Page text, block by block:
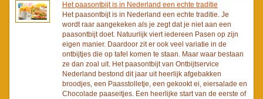
Het paasontbijt is in Nederland een echte traditie
Het paasontbijt is in Nederland een echte traditie. Je
wordt raar aangekeken als je zegt dat je niet aan een
paasontbijt doet. Natuurlijk viert iedereen Pasen op zijn
eigen manier. Daardoor zit er ook veel variatie in de
ontbijtjes die op tafel komen te staan. Maar waar bestaan
ze dan zoal uit. Het paasontbijt van Ontbijtservice
Nederland bestond dit jaar uit heerlijk afgebakken
broodjes, een Paasstolletje, een gekookt ei, eiersalade en
Chocolade paaseitjes. Een heerlijke start van de eerste of